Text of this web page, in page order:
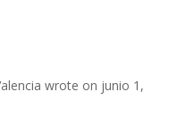
wrote on junio 1,